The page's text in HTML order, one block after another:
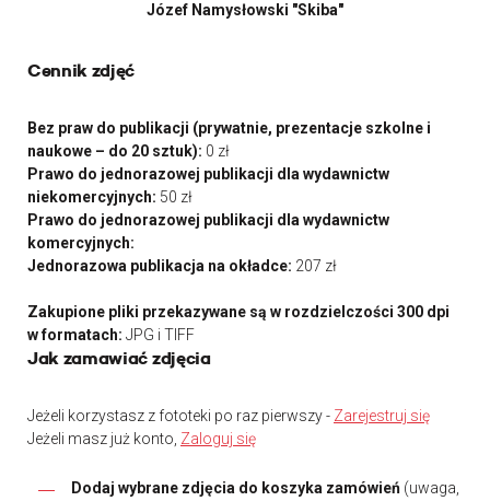
Józef Namysłowski "Skiba"
Cennik zdjęć
Bez praw do publikacji (prywatnie, prezentacje szkolne i
naukowe – do 20 sztuk): 0 zł
Prawo do jednorazowej publikacji dla wydawnictw
niekomercyjnych: 50 zł
Prawo do jednorazowej publikacji dla wydawnictw
komercyjnych:
Jednorazowa publikacja na okładce: 207 zł
Zakupione pliki przekazywane są w rozdzielczości 300 dpi
w formatach: JPG i TIFF
Jak zamawiać zdjęcia
Jeżeli korzystasz z fototeki po raz pierwszy - Zarejestruj się
Jeżeli masz już konto, Zaloguj się
Dodaj wybrane zdjęcia do koszyka zamówień (uwaga,